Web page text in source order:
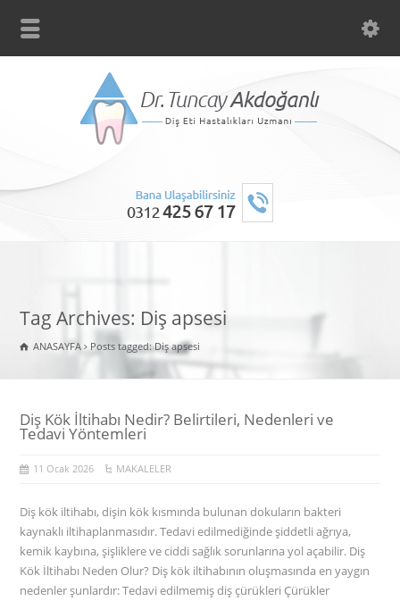
Tag Archives: Diş apsesi
ANASAYFA Posts tagged: Diş apsesi
Diş Kök İltihabı Nedir? Belirtileri, Nedenleri ve
Tedavi Yöntemleri
11 Ocak 2026 MAKALELER
Diş kök iltihabı, dişin kök kısmında bulunan dokuların bakteri
kaynaklı iltihaplanmasıdır. Tedavi edilmediğinde şiddetli ağrıya,
kemik kaybına, şişliklere ve ciddi sağlık sorunlarına yol açabilir. Diş
Kök İltihabı Neden Olur? Diş kök iltihabının oluşmasında en yaygın
nedenler şunlardır: Tedavi edilmemiş diş çürükleri Çürükler